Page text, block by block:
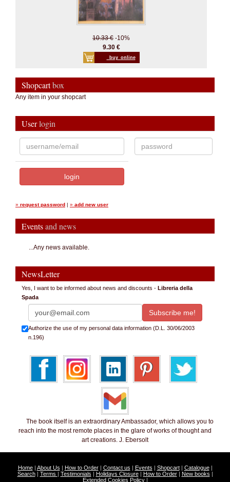
10.33 € -10%
9.30 €
_buy_online
Shopcartbox
Any item in your shopcart
Userlogin
» request password | » add new user
Eventsand news
...Any news available.
NewsLetter
Yes, I want to be informed about news and discounts - Libreria della
Spada
Authorize the use of my personal data information (D.L. 30/06/2003
n.196)
The book itself is an extraordinary Ambassador, which allows you to
reach into the most remote places in the glare of works of thought and
art creations. J. Ebersolt
Home| About Us | How to Order| Contact us | Events | Shopcart| Catalogue|
Search| Terms | Testimonials | Holidays Closure| How to Order| New books |
Extended Cookies Policy|